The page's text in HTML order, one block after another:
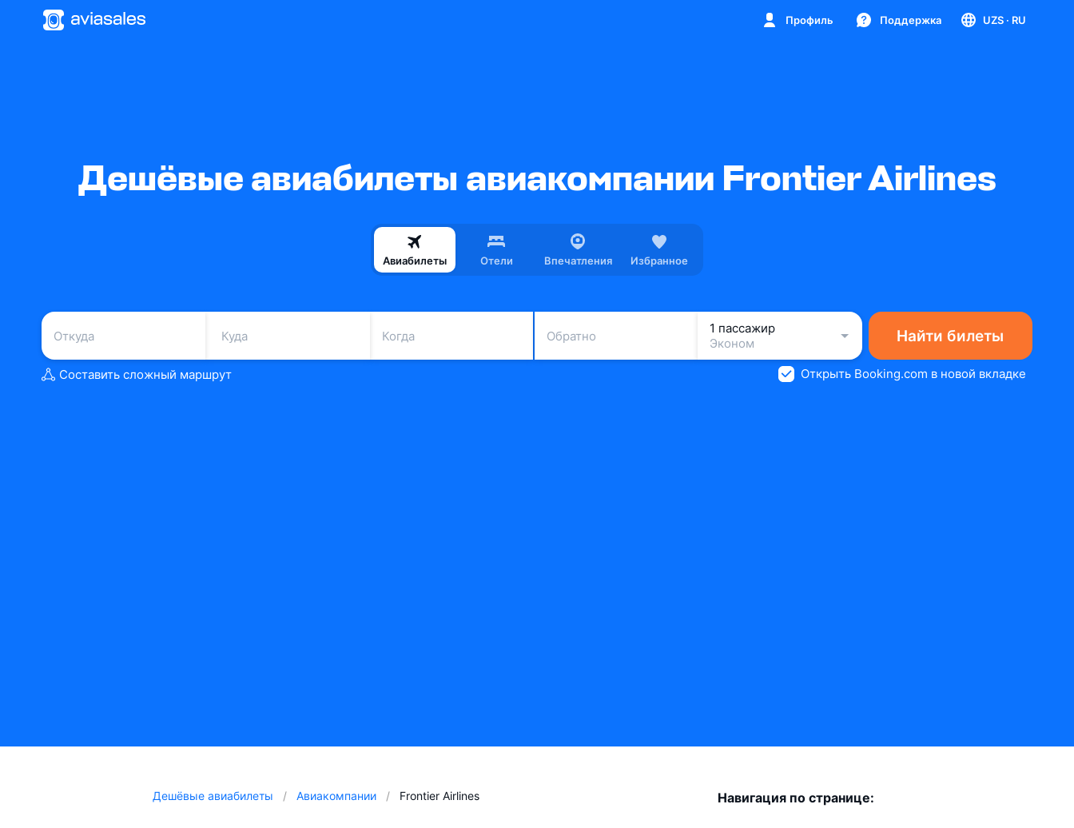
Профиль Поддержка UZS · RU
Дешёвые авиабилеты авиакомпании Frontier Airlines
Авиабилеты Отели Впечатления Избранное
Когда Обратно
1 пассажир
Эконом
Найти билеты
Составить сложный маршрут Открыть Booking.com в новой вкладке
Дешёвые авиабилеты Авиакомпании Frontier Airlines Навигация по странице: